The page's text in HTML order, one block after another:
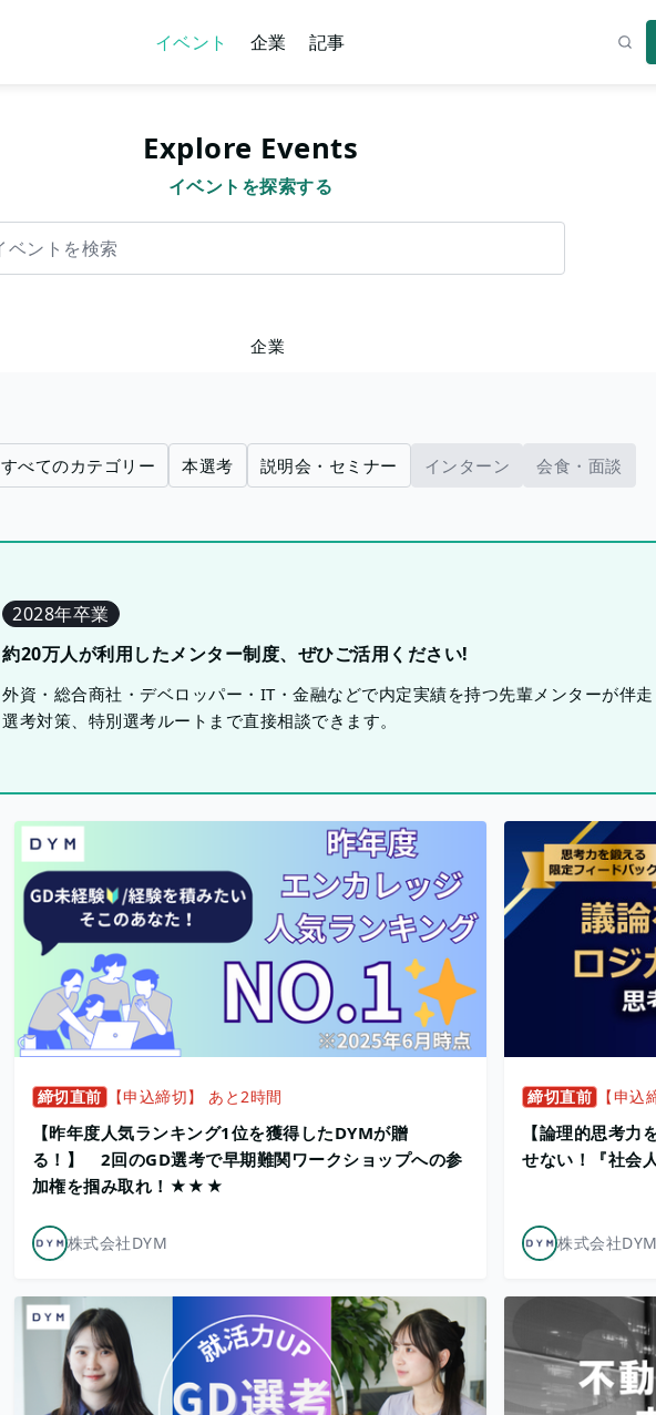
イベント 企業 記事
Explore Events
イベントを探索する
企業
すべてのカテゴリー 本選考 説明会・セミナー インターン 会食・面談
2028年卒業
約20万人が利用したメンター制度、ぜひご活用ください!
外資・総合商社・デベロッパー・IT・金融などで内定実績を持つ先輩メンターが伴
選考対策、特別選考ルートまで直接相談できます。
締切直前 【申込締切】 あと2時間
【昨年度人気ランキング1位を獲得したDYMが贈
る！】 2回のGD選考で早期難関ワークショップへの参
加権を掴み取れ！★★★
株式会社DYM
締切直前 【申
【論理的思考
せない！『社会
株式会社DYM